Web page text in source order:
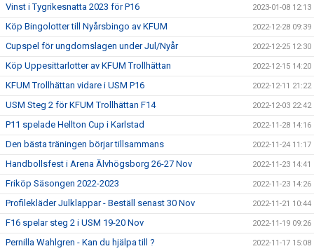
Vinst i Tygrikesnatta 2023 för P16 2023-01-08 12:13
Köp Bingolotter till Nyårsbingo av KFUM 2022-12-28 09:39
Cupspel för ungdomslagen under Jul/Nyår 2022-12-25 12:30
Köp Uppesittarlotter av KFUM Trollhättan 2022-12-15 14:20
KFUM Trollhättan vidare i USM P16 2022-12-11 21:22
USM Steg 2 för KFUM Trollhättan F14 2022-12-03 22:42
P11 spelade Hellton Cup i Karlstad 2022-11-28 14:16
Den bästa träningen börjar tillsammans 2022-11-24 11:17
Handbollsfest i Arena Älvhögsborg 26-27 Nov 2022-11-23 14:41
Friköp Säsongen 2022-2023 2022-11-23 14:26
Profilekläder Julklappar - Beställ senast 30 Nov 2022-11-21 10:44
F16 spelar steg 2 i USM 19-20 Nov 2022-11-19 09:26
Pernilla Wahlgren - Kan du hjälpa till ? 2022-11-17 15:08